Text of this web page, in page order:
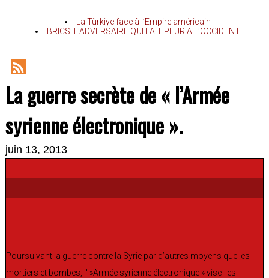
La Türkiye face à l’Empire américain
BRICS: L’ADVERSAIRE QUI FAIT PEUR A L’OCCIDENT
RSS
La guerre secrète de « l’Armée
syrienne électronique ».
juin 13, 2013
Poursuivant la guerre contre la Syrie par d’autres moyens que les
mortiers et bombes, l' »Armée syrienne électronique » vise les